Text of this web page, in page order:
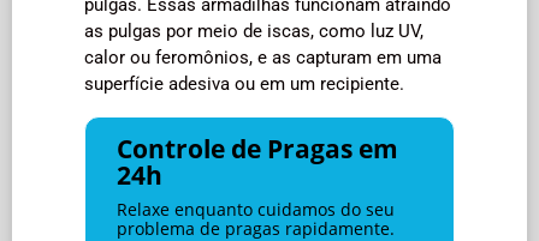
pulgas. Essas armadilhas funcionam atraindo
as pulgas por meio de iscas, como luz UV,
calor ou feromônios, e as capturam em uma
superfície adesiva ou em um recipiente.
Controle de Pragas em
24h
Relaxe enquanto cuidamos do seu
problema de pragas rapidamente.